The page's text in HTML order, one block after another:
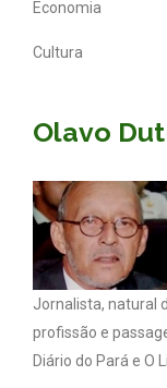
Economia
Cultura
Olavo
Jornalista, natural
profissão e
Diário do Pará e O